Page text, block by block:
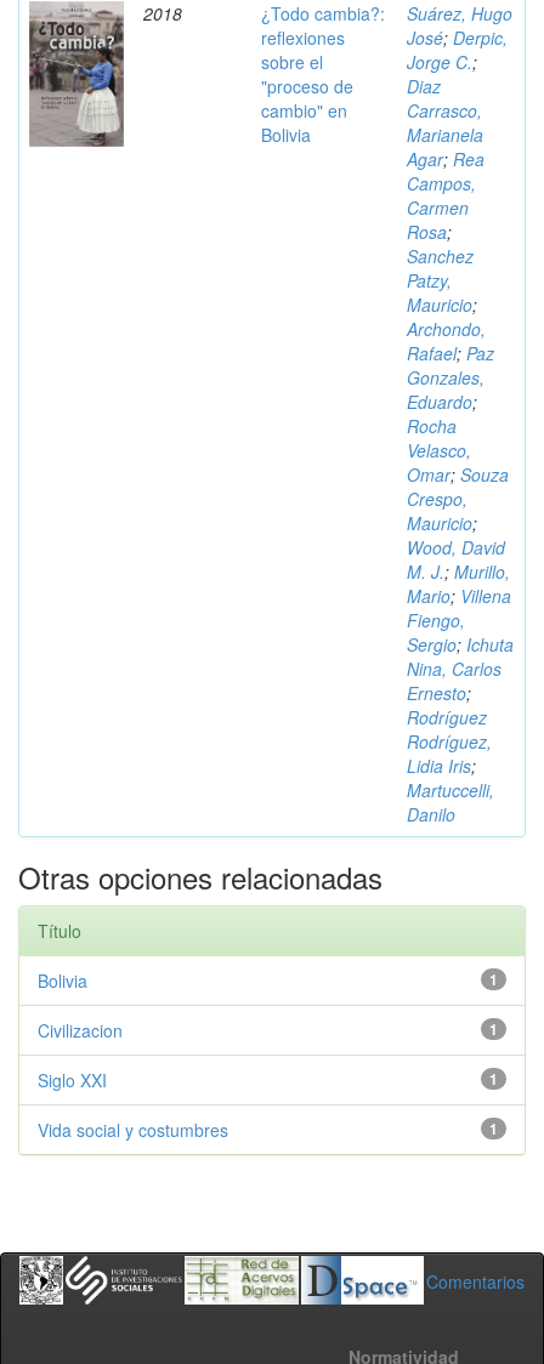
2018
¿Todo cambia?:
reflexiones
sobre el
"proceso de
cambio" en
Bolivia
Suárez, Hugo
José; Derpic,
Jorge C.;
Diaz
Carrasco,
Marianela
Agar; Rea
Campos,
Carmen
Rosa;
Sanchez
Patzy,
Mauricio;
Archondo,
Rafael; Paz
Gonzales,
Eduardo;
Rocha
Velasco,
Omar; Souza
Crespo,
Mauricio;
Wood, David
M. J.; Murillo,
Mario; Villena
Fiengo,
Sergio; Ichuta
Nina, Carlos
Ernesto;
Rodríguez
Rodríguez,
Lidia Iris;
Martuccelli,
Danilo
Otras opciones relacionadas
Título
1
Bolivia
1
Civilizacion
1
Siglo XXI
1
Vida social y costumbres
Comentarios
Normatividad